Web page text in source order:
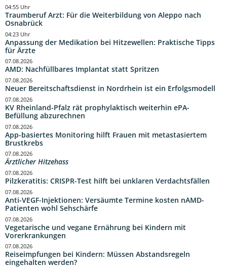
Traumberuf Arzt: Für die Weiterbildung von Aleppo nach
Osnabrück
04:55 Uhr
Anpassung der Medikation bei Hitzewellen: Praktische Tipps
für Ärzte
04:23 Uhr
AMD: Nachfüllbares Implantat statt Spritzen
07.08.2026
Neuer Bereitschaftsdienst in Nordrhein ist ein Erfolgsmodell
07.08.2026
KV Rheinland-Pfalz rät prophylaktisch weiterhin ePA-
Befüllung abzurechnen
07.08.2026
App-basiertes Monitoring hilft Frauen mit metastasiertem
Brustkrebs
07.08.2026
Ärztlicher Hitzehass
07.08.2026
Pilzkeratitis: CRISPR-Test hilft bei unklaren Verdachtsfällen
07.08.2026
Anti-VEGF-Injektionen: Versäumte Termine kosten nAMD-
Patienten wohl Sehschärfe
07.08.2026
Vegetarische und vegane Ernährung bei Kindern mit
Vorerkrankungen
07.08.2026
Reiseimpfungen bei Kindern: Müssen Abstandsregeln
eingehalten werden?
07.08.2026